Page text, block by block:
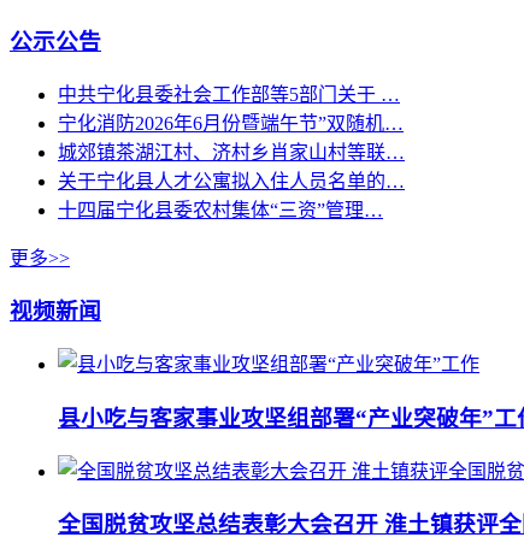
公示公告
中共宁化县委社会工作部等5部门关于 …
宁化消防2026年6月份暨端午节”双随机…
城郊镇茶湖江村、济村乡肖家山村等联…
关于宁化县人才公寓拟入住人员名单的…
十四届宁化县委农村集体“三资”管理…
更多>>
视频新闻
县小吃与客家事业攻坚组部署“产业突破年”工
全国脱贫攻坚总结表彰大会召开 淮土镇获评